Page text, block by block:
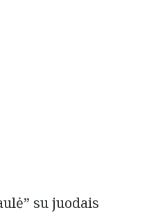
su juodais